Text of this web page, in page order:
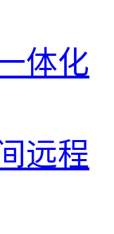
体化
远程